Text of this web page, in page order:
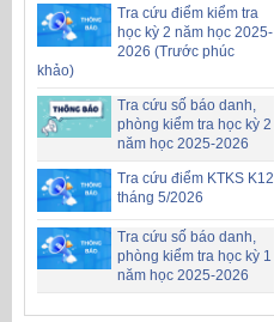
Tra cứu điểm kiểm tra
học kỳ 2 năm học 2025-
2026 (Trước phúc
khảo)
Tra cứu số báo danh,
phòng kiểm tra học kỳ 2
năm học 2025-2026
Tra cứu điểm KTKS K12
tháng 5/2026
Tra cứu số báo danh,
phòng kiểm tra học kỳ 1
năm học 2025-2026